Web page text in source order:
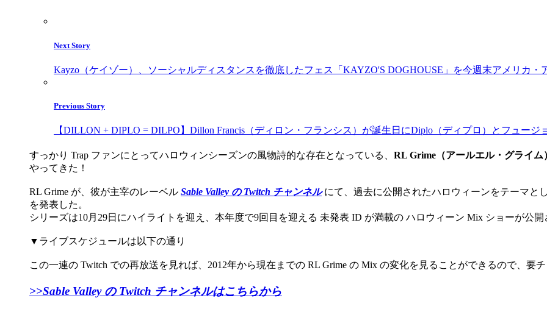
Next Story
Kayzo（ケイゾー）、ソーシャルディスタンスを徹底したフェス「KAYZO'S DOGHOUSE」を今週末アメリカ・
Previous Story
【DILLON + DIPLO = DILPO】Dillon Francis（ディロン・フランシス）が誕生日にDiplo（ディプロ）とフュー
すっかり Trap ファンにとってハロウィンシーズンの風物詩的な存在となっている、 RL Grime（アールエル・グライム
やってきた！
RL Grime が、彼が主宰のレーベル Sable Valley の Twitch チャンネル にて、過去に公開されたハロウィーンをテーマと
を発表した。
シリーズは10月29日にハイライトを迎え、本年度で9回目を迎える 未発表 ID が満載の ハロウィーン Mix ショーが公開
▼ライブスケジュールは以下の通り
この一連の Twitch での再放送を見れば、2012年から現在までの RL Grime の Mix の変化を見ることができるので、要チ
>>Sable Valley の Twitch チャンネルはこちらから